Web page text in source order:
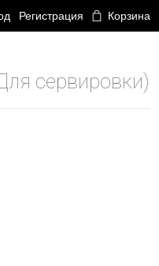
Регистрация Корзина
сервировки)